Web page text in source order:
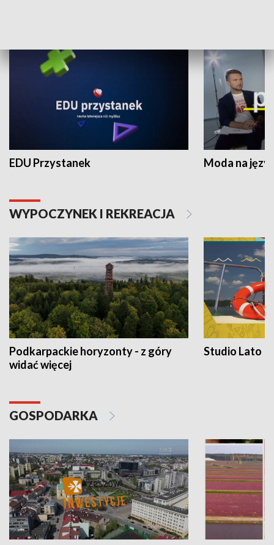
EDU Przystanek Moda na
WYPOCZYNEK I REKREACJA
Podkarpackie horyzonty - z góry
widać więcej
Studio Lato
GOSPODARKA